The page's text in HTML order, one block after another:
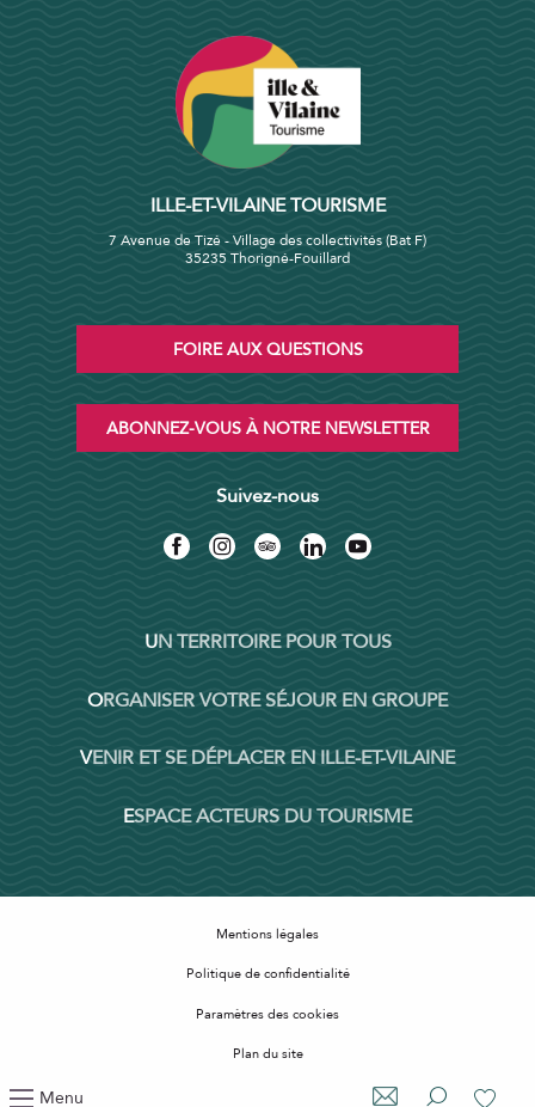
Menu
ILLE-ET-VILAINE TOURISME
7 Avenue de Tizé - Village des collectivités (Bat F)
35235 Thorigné-Fouillard
FOIRE AUX QUESTIONS
ABONNEZ-VOUS À NOTRE NEWSLETTER
Suivez-nous
UN TERRITOIRE POUR TOUS
ORGANISER VOTRE SÉJOUR EN GROUPE
VENIR ET SE DÉPLACER EN ILLE-ET-VILAINE
ESPACE ACTEURS DU TOURISME
Mentions légales
Politique de confidentialité
Paramètres des cookies
Plan du site